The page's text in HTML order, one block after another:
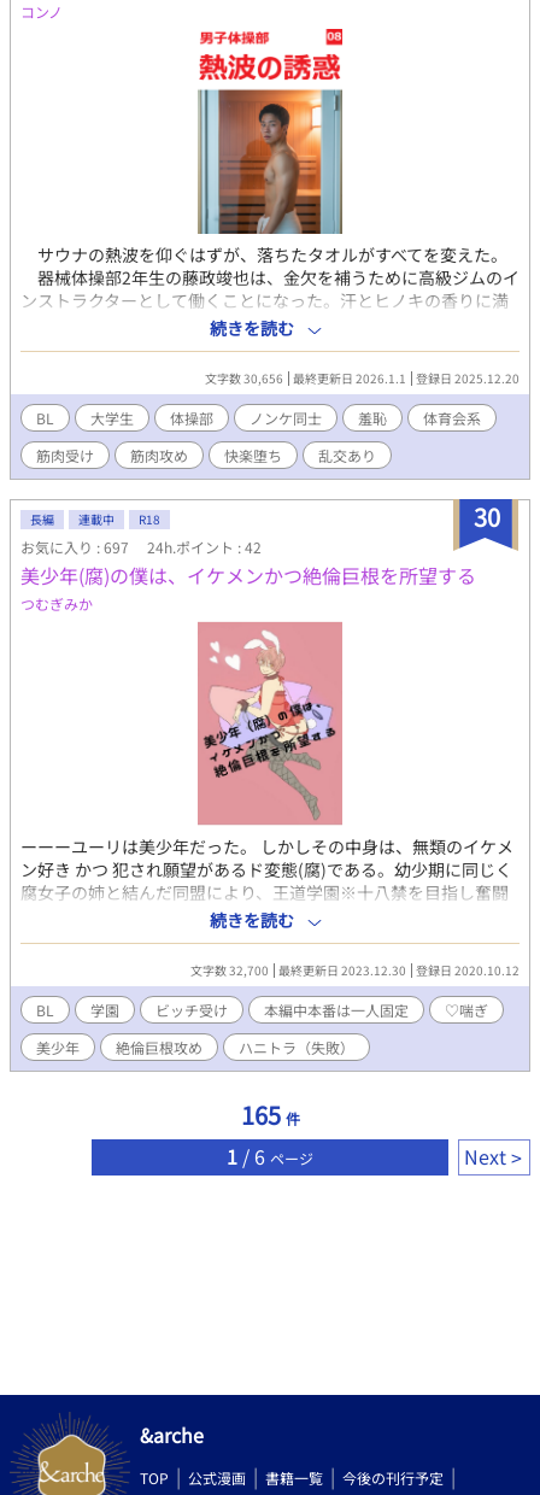
コンノ
サウナの熱波を仰ぐはずが、落ちたタオルがすべてを変えた。
器械体操部2年生の藤政竣也は、金欠を補うために高級ジムのイ
ンストラクターとして働くことになった。汗とヒノキの香りに満
ちたサウナ室で、客たちに熱波を送るロウリュウ中、腰のタオル
が滑り落ちる。全裸で股間を晒した瞬間、客たちの視線が一気に
集中した。慌てて拾おうとする藤政を、常連たちは笑いながら制
止する。「そのまま続けて」「みんな全裸だろ」「いい身体して
るな」羞恥で顔が熱くなるはずなのに、なぜか股間が疼き始め
る。見られている。自分の陰茎が、客たちの前でゆっくりと硬く
なっていくのを、藤政は止められなかった。それが、始まりだっ
た。 部活の先輩たちに開発された身体は、すでに男の快楽を知
っていた。しかし、これは違う。知らない男たちに、ただ見られ
るだけで、陰茎がビクビクと反応してしまう。タオルをわざと緩
く巻き、隙間から覗かせる。熱波を仰ぐたびに股間が揺れ、客た
ちの視線が肌を焼くように熱い。浴場で脚を広げ、半勃起を晒す
のも習慣になった。「見て…俺のチンポ、もっと見て…」 そん
なある日、湯船に現れたのは、春に卒業したばかりのOB・松谷貴
晃。憧れの先輩に、半勃起を晒したまま見つめられ、藤政の理性
は崩壊寸前。パーソナルトレーニングの予約が入り、窓際のスタ
ジオで松谷に犯される。向かいのオフィスビルから丸見えの場所
で、鏡に映る自分の淫らな姿を見ながら、藤政は初めてのケツイ
キに達した。さらに松谷は、韮川悠人を連れてサウナに現れる。
閉店間際のサウナ室で、藤政は先輩二人に挟まれ、客たちの視線
を浴びながら犯される。ガラス扉越しに覗く顔見知りの常連た
ち。「見て…俺の恥ずかしいところ、全部見て…イくところ、見
てほしい…」見られる悦びは、もう止められない。汗と精液にま
みれ、藤政は陶酔の淵に落ちていく。体育会系ノンケ男子たち
の、底なしの性欲と背徳の快楽。 第8弾は、サウナの熱気の中
で最も過激に燃え上がる一作。 （過激な描写を含むため、18歳以
上の読者に限定） 【「男子体操部シリーズ」の第8作です。これ
までの7作を先に読んでいただけると、なお一層お楽しみいただけ
続きを読む
文字数 30,656 最終更新日 2026.1.1 登録日 2025.12.20
BL 大学生 体操部 ノンケ同士 羞恥
体育会系
筋肉受け
筋肉攻め 快楽堕ち 乱交あり
30
長編 連載中 R18
お気に入り : 697 24h.ポイント : 42
美少年(腐)の僕は、イケメンかつ絶倫巨根を所望する
つむぎみか
ーーーユーリは美少年だった。 しかしその中身は、無類のイケメ
ン好き かつ 犯され願望があるド変態(腐)である。幼少期に同じく
腐女子の姉と結んだ同盟により、王道学園※十八禁を目指し奮闘
するものの、なかなか挿入まで至らない悶々とした日々を過ごし
ていた。 「あーもうっ、はやくイケメンで絶倫の巨根に、お尻の
孔をぐちゅぐちゅになるまで犯されたーーい！」 ユーリの願いが
叶う日は来るのだろうか？乞うご期待！ 見た目は超絶美少年な主
人公が、欲求不満な身体を持て余しつつ、選りすぐりのイケメン
をハニトラで誘惑しようと奮闘します！ （ビッチな彼には複数の
ターゲットがいますが、本編中に本番があるのは一人のみです/番
外編予定あり） ※予告なしにR18表現が入ります。 ※表紙絵は
続きを読む
文字数 32,700 最終更新日 2023.12.30 登録日 2020.10.12
BL 学園 ビッチ受け 本編中本番は一人固定
♡喘ぎ
美少年
絶倫巨根攻め ハニトラ（失敗）
165 件
1 / 6 ページ Next
&arche
TOP 公式漫画 書籍一覧 今後の刊行予定